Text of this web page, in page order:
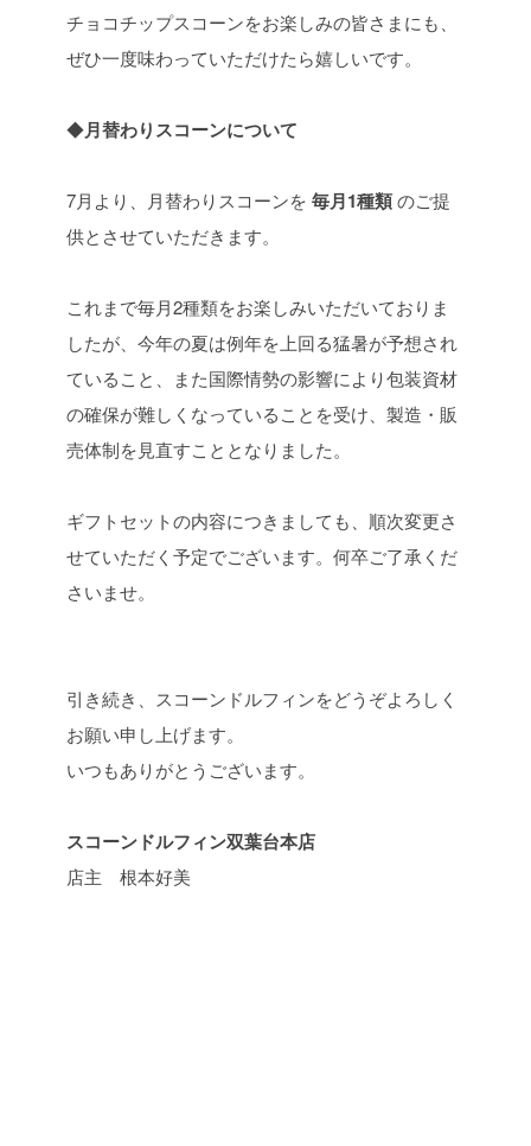
チョコチップスコーンをお楽しみの皆さまにも、
ぜひ一度味わっていただけたら嬉しいです。
◆月替わりスコーンについて
7月より、月替わりスコーンを 毎月1種類のご提
供とさせていただきます。
これまで毎月2種類をお楽しみいただいておりま
したが、今年の夏は例年を上回る猛暑が予想され
ていること、また国際情勢の影響により包装資材
の確保が難しくなっていることを受け、製造・販
売体制を見直すこととなりました。
ギフトセットの内容につきましても、順次変更さ
せていただく予定でございます。何卒ご了承くだ
さいませ。
引き続き、スコーンドルフィンをどうぞよろしく
お願い申し上げます。
いつもありがとうございます。
スコーンドルフィン双葉台本店
店主 根本好美